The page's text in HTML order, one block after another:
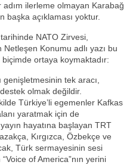
adım ilerleme olmayan Karabağ
başka açıklaması yoktur.
NATO Zirvesi,
Netleşen Konumu adlı yazı bu
ortaya koymaktadır:
genişletmesinin tek aracı,
olmak değildir.
Türkiye’li egemenler Kafkas
yaratmak için de
hayatına başlayan TRT
Kırgızca, Özbekçe ve
Türk sermayesinin sesi
of America”nın yerini